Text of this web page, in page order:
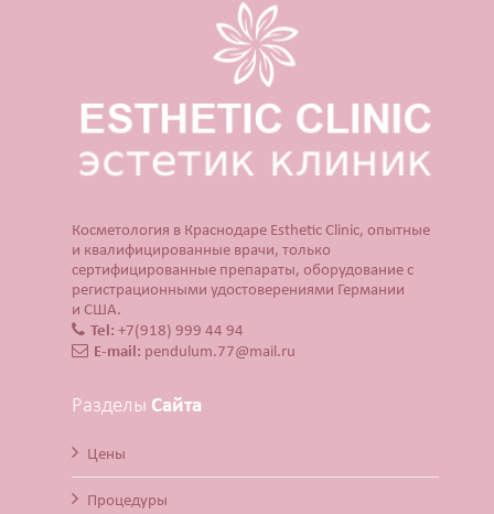
Косметология в Краснодаре Esthetic Clinic, опытные
и квалифицированные врачи, только
сертифицированные препараты, оборудование с
регистрационными удостоверениями Германии
и США.
Tel: +7(918) 999 44 94
E-mail: pendulum.77@mail.ru
Разделы Сайта
Цены
Процедуры